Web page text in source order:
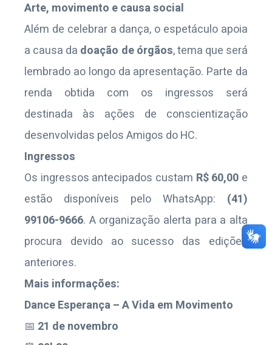
Arte, movimento e causa social
Além de celebrar a dança, o espetáculo apoia
a causa da doação de órgãos, tema que será
lembrado ao longo da apresentação. Parte da
renda obtida com os ingressos será
destinada às ações de conscientização
desenvolvidas pelos Amigos do HC.
Ingressos
Os ingressos antecipados custam R$ 60,00 e
estão disponíveis pelo WhatsApp: (41)
99106-9666. A organização alerta para a alta
procura devido ao sucesso das edições
anteriores.
Mais informações:
Dance Esperança – A Vida em Movimento
📅 21 de novembro